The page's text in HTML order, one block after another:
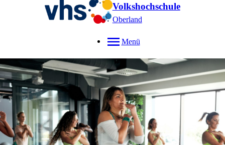
Volkshochschule
Oberland
Menü